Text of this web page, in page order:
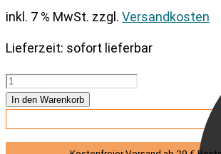
inkl. 7 % MwSt. zzgl. Versandkosten
Lieferzeit: sofort lieferbar
Saskias
Gespenster
Menge
In den Warenkorb